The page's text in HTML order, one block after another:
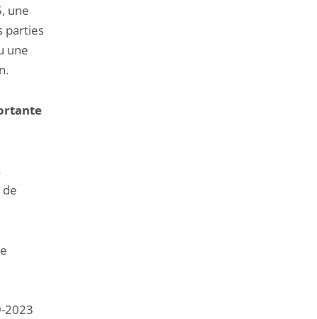
une
parties
une
2023